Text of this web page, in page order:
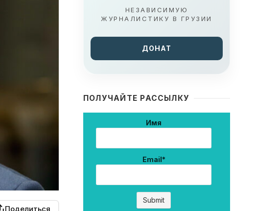
Поделиться
НЕЗАВИСИМУЮ
ЖУРНАЛИСТИКУ В ГРУЗИИ
ДОНАТ
ПОЛУЧАЙТЕ РАССЫЛКУ
Имя
Email*